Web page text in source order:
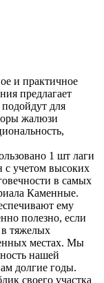
и практичное
предлагает
для
жалюзи
1 шт лаги
с учетом высоких
в самых
Каменные.
ему
полезно, если
в тяжелых
местах. Мы
нашей
долгие годы.
своего участка